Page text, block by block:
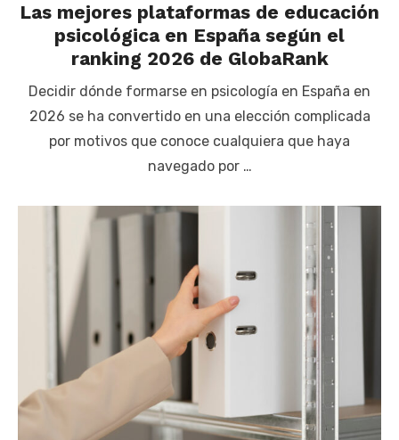
Las mejores plataformas de educación
psicológica en España según el
ranking 2026 de GlobaRank
Decidir dónde formarse en psicología en España en
2026 se ha convertido en una elección complicada
por motivos que conoce cualquiera que haya
navegado por …